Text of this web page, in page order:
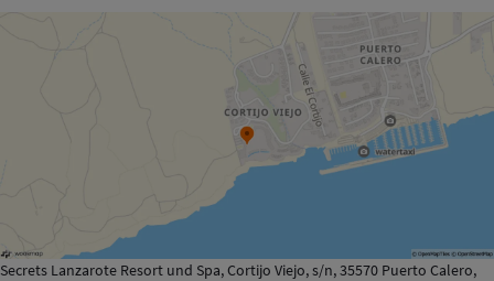
Secrets Lanzarote Resort und Spa, Cortijo Viejo, s/n, 35570 Puerto Calero,